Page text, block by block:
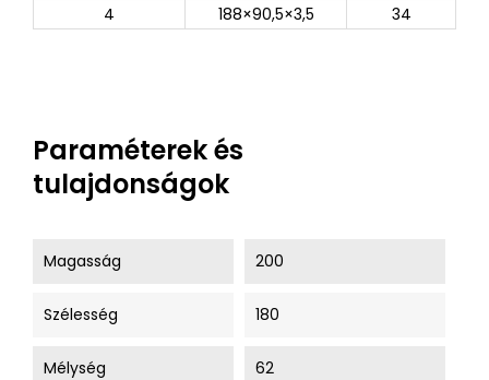
4
188×90,5×3,5 34
Paraméterek és
tulajdonságok
Magasság 200
Szélesség 180
Mélység 62